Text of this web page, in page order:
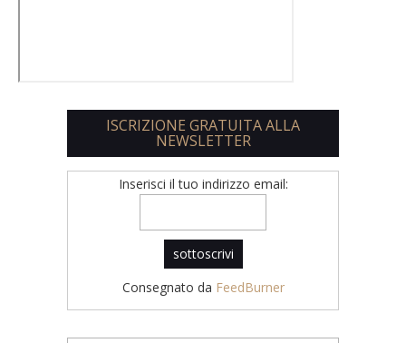
ISCRIZIONE GRATUITA ALLA
NEWSLETTER
Inserisci il tuo indirizzo email:
Consegnato da FeedBurner